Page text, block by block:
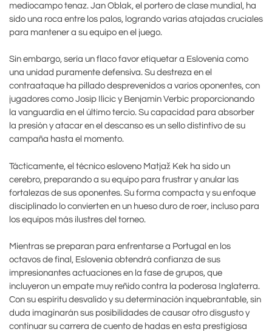
mediocampo tenaz. Jan Oblak, el portero de clase mundial, ha
sido una roca entre los palos, logrando varias atajadas cruciales
para mantener a su equipo en el juego.
Sin embargo, sería un flaco favor etiquetar a Eslovenia como
una unidad puramente defensiva. Su destreza en el
contraataque ha pillado desprevenidos a varios oponentes, con
jugadores como Josip Ilicic y Benjamin Verbic proporcionando
la vanguardia en el último tercio. Su capacidad para absorber
la presión y atacar en el descanso es un sello distintivo de su
campaña hasta el momento.
Tácticamente, el técnico esloveno Matjaž Kek ha sido un
cerebro, preparando a su equipo para frustrar y anular las
fortalezas de sus oponentes. Su forma compacta y su enfoque
disciplinado lo convierten en un hueso duro de roer, incluso para
los equipos más ilustres del torneo.
Mientras se preparan para enfrentarse a Portugal en los
octavos de final, Eslovenia obtendrá confianza de sus
impresionantes actuaciones en la fase de grupos, que
incluyeron un empate muy reñido contra la poderosa Inglaterra.
Con su espíritu desvalido y su determinación inquebrantable, sin
duda imaginarán sus posibilidades de causar otro disgusto y
continuar su carrera de cuento de hadas en esta prestigiosa